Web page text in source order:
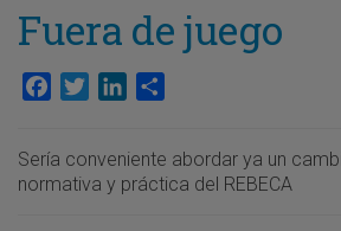
Fuera de juego
Facebook
TwitterLinkedIn
Sería conveniente abordar ya un
normativa y práctica del REBECA